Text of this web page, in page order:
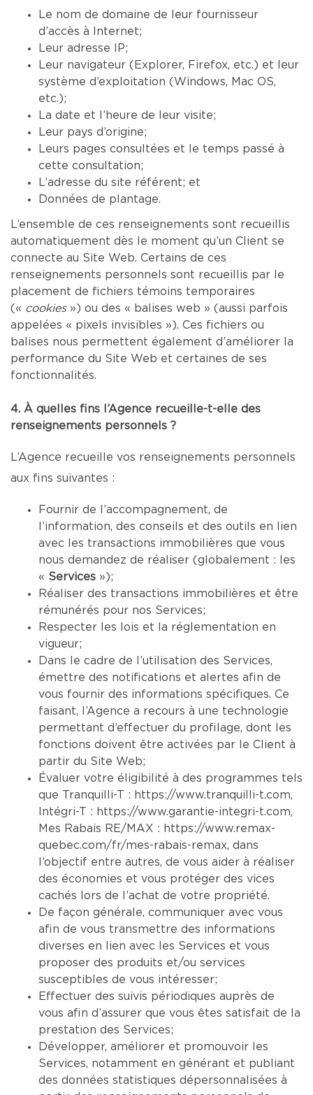
Le nom de domaine de leur fournisseur
d’accès à Internet;
Leur adresse IP;
Leur navigateur (Explorer, Firefox, etc.) et leur
système d’exploitation (Windows, Mac OS,
etc.);
La date et l’heure de leur visite;
Leur pays d’origine;
Leurs pages consultées et le temps passé à
cette consultation;
L’adresse du site référent; et
Données de plantage.
L’ensemble de ces renseignements sont recueillis
automatiquement dès le moment qu’un Client se
connecte au Site Web. Certains de ces
renseignements personnels sont recueillis par le
placement de fichiers témoins temporaires
(« cookies») ou des « balises web » (aussi parfois
appelées « pixels invisibles »). Ces fichiers ou
balises nous permettent également d’améliorer la
performance du Site Web et certaines de ses
fonctionnalités.
4. À quelles fins l’Agence recueille-t-elle des
renseignements personnels ?
L’Agence recueille vos renseignements personnels
aux fins suivantes :
Fournir de l’accompagnement, de
l’information, des conseils et des outils en lien
avec les transactions immobilières que vous
nous demandez de réaliser (globalement : les
« Services »);
Réaliser des transactions immobilières et être
rémunérés pour nos Services;
Respecter les lois et la réglementation en
vigueur;
Dans le cadre de l’utilisation des Services,
émettre des notifications et alertes afin de
vous fournir des informations spécifiques. Ce
faisant, l’Agence a recours à une technologie
permettant d’effectuer du profilage, dont les
fonctions doivent être activées par le Client à
partir du Site Web;
Évaluer votre éligibilité à des programmes tels
que Tranquilli-T : https://www.tranquilli-t.com,
Intégri-T : https://www.garantie-integri-t.com,
Mes Rabais RE/MAX : https://www.remax-
quebec.com/fr/mes-rabais-remax, dans
l’objectif entre autres, de vous aider à réaliser
des économies et vous protéger des vices
cachés lors de l’achat de votre propriété.
De façon générale, communiquer avec vous
afin de vous transmettre des informations
diverses en lien avec les Services et vous
proposer des produits et/ou services
susceptibles de vous intéresser;
Effectuer des suivis périodiques auprès de
vous afin d’assurer que vous êtes satisfait de la
prestation des Services;
Développer, améliorer et promouvoir les
Services, notamment en générant et publiant
des données statistiques dépersonnalisées à